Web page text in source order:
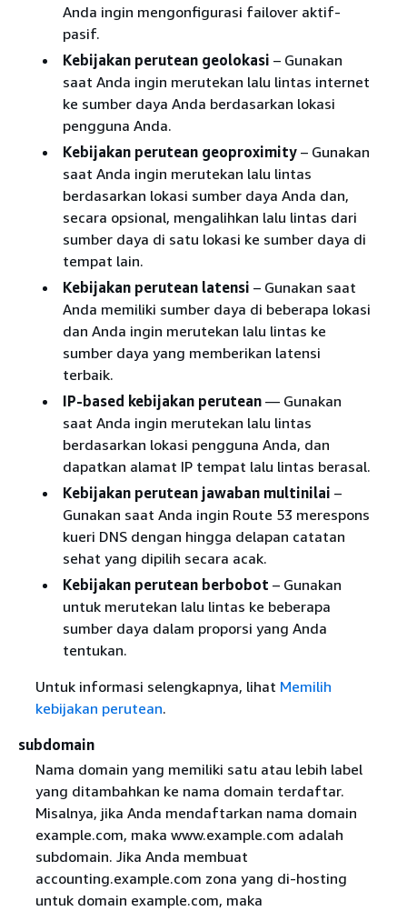
Anda ingin mengonfigurasi failover aktif-
pasif.
Kebijakan perutean geolokasi – Gunakan
saat Anda ingin merutekan lalu lintas internet
ke sumber daya Anda berdasarkan lokasi
pengguna Anda.
Kebijakan perutean geoproximity– Gunakan
saat Anda ingin merutekan lalu lintas
berdasarkan lokasi sumber daya Anda dan,
secara opsional, mengalihkan lalu lintas dari
sumber daya di satu lokasi ke sumber daya di
tempat lain.
Kebijakan perutean latensi – Gunakan saat
Anda memiliki sumber daya di beberapa lokasi
dan Anda ingin merutekan lalu lintas ke
sumber daya yang memberikan latensi
terbaik.
IP-based kebijakan perutean— Gunakan
saat Anda ingin merutekan lalu lintas
berdasarkan lokasi pengguna Anda, dan
dapatkan alamat IP tempat lalu lintas berasal.
Kebijakan perutean jawaban multinilai –
Gunakan saat Anda ingin Route 53 merespons
kueri DNS dengan hingga delapan catatan
sehat yang dipilih secara acak.
Kebijakan perutean berbobot – Gunakan
untuk merutekan lalu lintas ke beberapa
sumber daya dalam proporsi yang Anda
tentukan.
Untuk informasi selengkapnya, lihat Memilih
kebijakan perutean.
subdomain
Nama domain yang memiliki satu atau lebih label
yang ditambahkan ke nama domain terdaftar.
Misalnya, jika Anda mendaftarkan nama domain
example.com, maka www.example.com adalah
subdomain. Jika Anda membuat
accounting.example.com zona yang di-hosting
untuk domain example.com, maka